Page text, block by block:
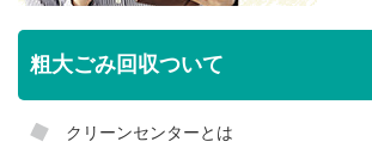
粗大ごみ回収ついて
クリーンセンターとは